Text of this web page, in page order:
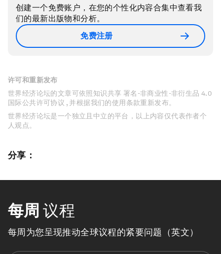
创建一个免费账户，在您的个性化内容合集中查看我
们的最新出版物和分析。
免费注册
许可和重新发布
世界经济论坛的文章可依照知识共享 署名-非商业性-非衍生品 4.0
国际公共许可协议 , 并根据我们的使用条款重新发布。
世界经济论坛是一个独立且中立的平台，以上内容仅代表作者个
人观点。
分享：
每周 议程
每周为您呈现推动全球议程的紧要问题（英文）